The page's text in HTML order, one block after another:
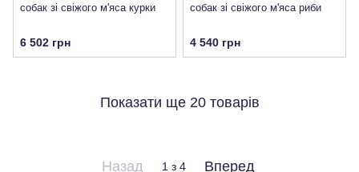
собак зі свіжого м'яса курки
6 502 грн
собак зі свіжого м'яса риби
4 540 грн
Показати ще 20 товарів
Назад 1 з 4 Вперед